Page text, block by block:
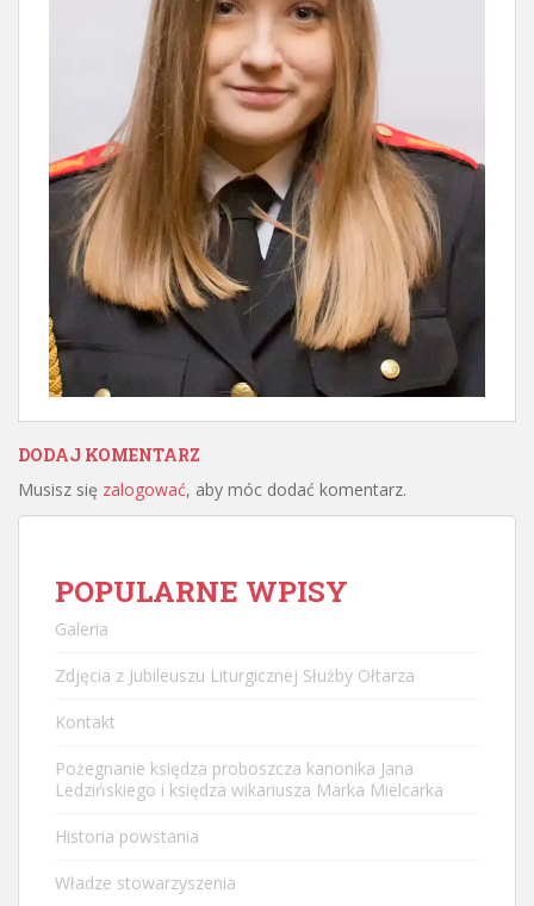
DODAJ KOMENTARZ
Musisz się zalogować, aby móc dodać komentarz.
POPULARNE WPISY
Galeria
Zdjęcia z Jubileuszu Liturgicznej Służby Ołtarza
Kontakt
Pożegnanie księdza proboszcza kanonika Jana
Ledzińskiego i księdza wikariusza Marka Mielcarka
Historia powstania
Władze stowarzyszenia